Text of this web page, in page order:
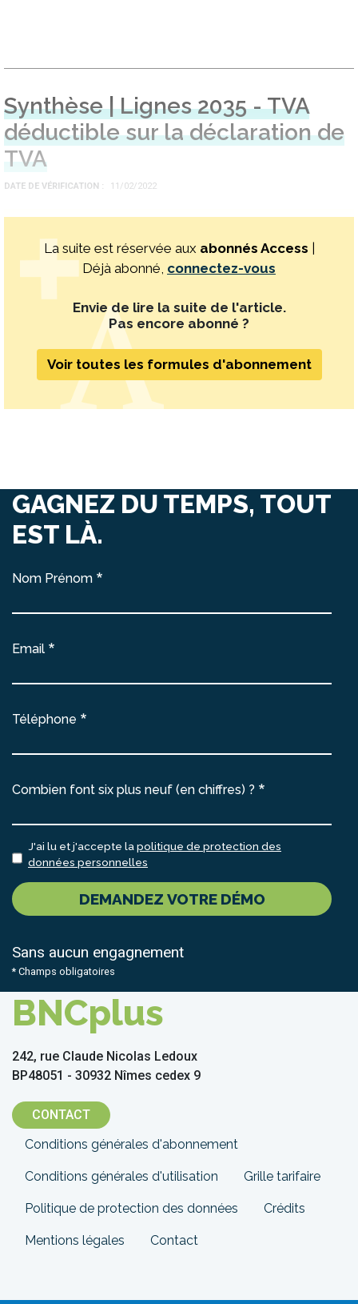
Synthèse | Lignes 2035 - TVA
déductible sur la déclaration de
TVA
DATE DE VÉRIFICATION 11/02/2022
La suite est réservée aux abonnés Access |
Déjà abonné, connectez-vous
Envie de lire la suite de l'article.
Pas encore abonné ?
Voir toutes les formules d'abonnement
GAGNEZ DU TEMPS, TOUT
EST LÀ.
Nom Prénom
Email
Téléphone
Combien font six plus neuf (en chiffres) ?
J'ai lu et j'accepte lapolitique de protection des
données personnelles
DEMANDEZ VOTRE DÉMO
Sans aucun engagnement
* Champs obligatoires
BNCplus
242, rue Claude Nicolas Ledoux
BP48051 - 30932 Nîmes cedex 9
CONTACT
Menu
Pied
de
page
Conditions générales d'abonnement
Conditions générales d'utilisation Grille tarifaire
Politique de protection des données Crédits
Mentions légales Contact